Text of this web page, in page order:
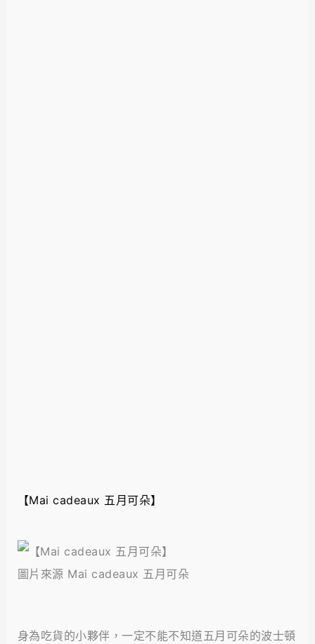
【Mai cadeaux 五月可朵】
圖片來源 Mai cadeaux 五月可朵
身為吃貨的小夥伴，一定不能不知道五月可朵的波士頓